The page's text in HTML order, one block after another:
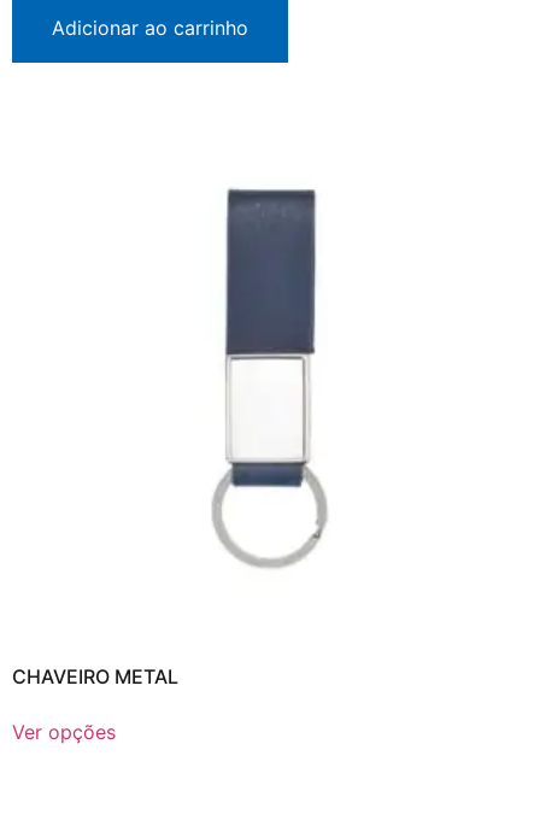
Adicionar ao carrinho
CHAVEIRO METAL
Ver opções